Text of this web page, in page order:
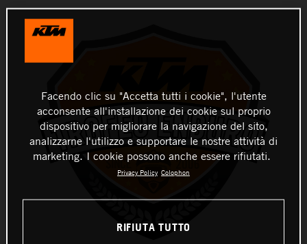
Facendo clic su "Accetta tutti i cookie", l'utente
acconsente all'installazione dei cookie sul proprio
dispositivo per migliorare la navigazione del sito,
analizzarne l'utilizzo e supportare le nostre attività di
marketing. I cookie possono anche essere rifiutati.
Privacy Policy Colophon
RIFIUTA TUTTO